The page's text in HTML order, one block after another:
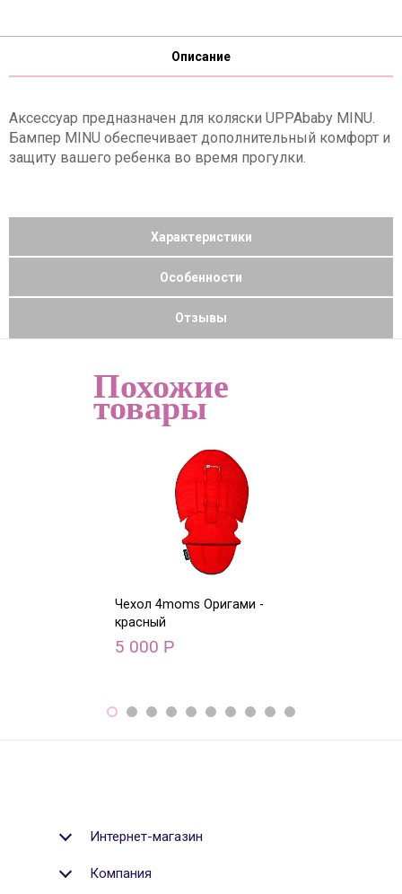
Описание
Аксессуар предназначен для коляски UPPAbaby MINU.
Бампер MINU обеспечивает дополнительный комфорт и
защиту вашего ребенка во время прогулки.
Характеристики
Особенности
Отзывы
Похожие
товары
Чехол 4moms Оригами -
красный
5 000 Р
Интернет-магазин
Компания